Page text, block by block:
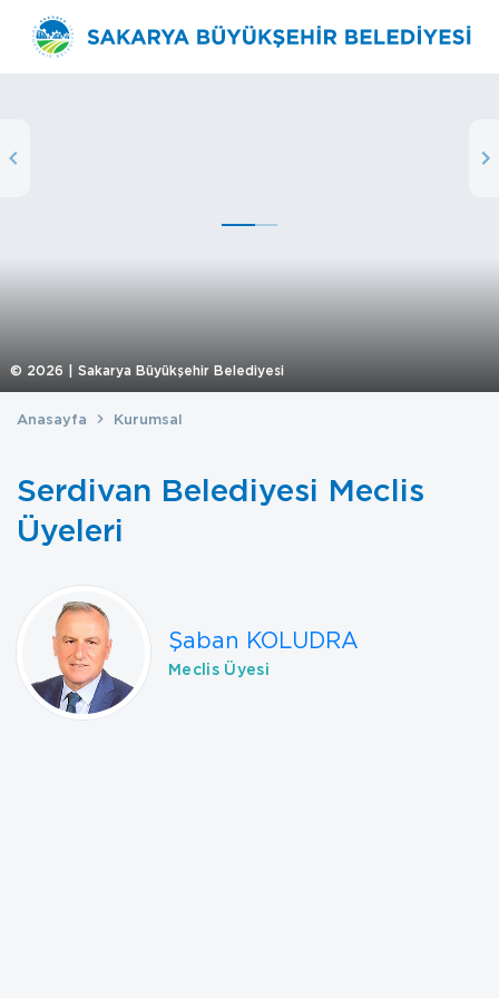
© 2026 | Sakarya Büyükşehir Belediyesi
Anasayfa Kurumsal
Serdivan Belediyesi Meclis
Üyeleri
Şaban KOLUDRA
Meclis Üyesi